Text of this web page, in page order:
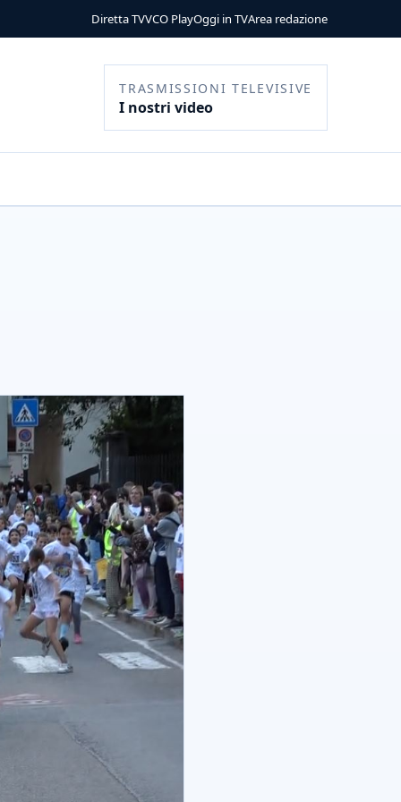
Diretta TVVCO PlayOggi in TVArea redazione
TRASMISSIONI TELEVISIVE
I nostri video